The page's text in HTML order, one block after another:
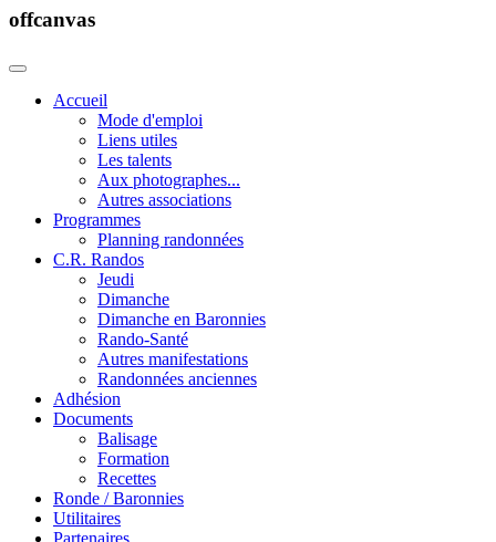
offcanvas
Accueil
Mode d'emploi
Liens utiles
Les talents
Aux photographes...
Autres associations
Programmes
Planning randonnées
C.R. Randos
Jeudi
Dimanche
Dimanche en Baronnies
Rando-Santé
Autres manifestations
Randonnées anciennes
Adhésion
Documents
Balisage
Formation
Recettes
Ronde / Baronnies
Utilitaires
Partenaires